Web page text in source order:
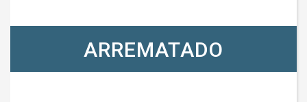
ARREMATADO